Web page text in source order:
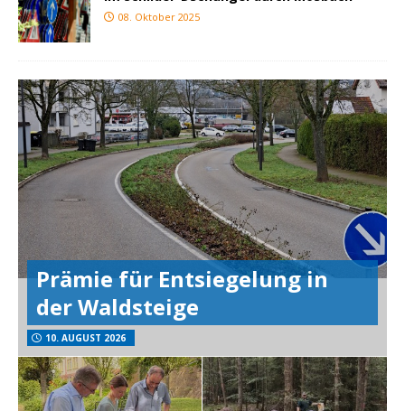
08. Oktober 2025
Prämie für Entsiegelung in
der Waldsteige
10. AUGUST 2026